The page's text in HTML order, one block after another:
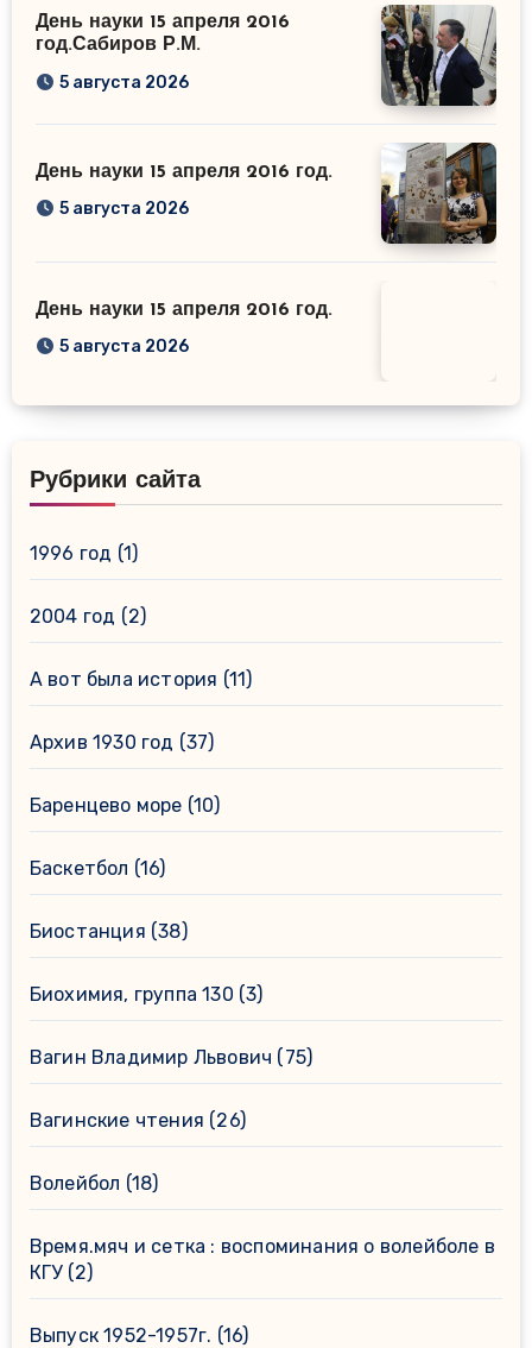
День науки 15 апреля 2016
год.Сабиров Р.М.
5 августа 2026
День науки 15 апреля 2016 год.
5 августа 2026
День науки 15 апреля 2016 год.
5 августа 2026
Рубрики сайта
1996 год (1)
2004 год (2)
А вот была история (11)
Архив 1930 год (37)
Баренцево море (10)
Баскетбол (16)
Биостанция (38)
Биохимия, группа 130 (3)
Вагин Владимир Львович (75)
Вагинские чтения (26)
Волейбол (18)
Время.мяч и сетка : воспоминания о волейболе в
КГУ(2)
Выпуск 1952-1957г. (16)